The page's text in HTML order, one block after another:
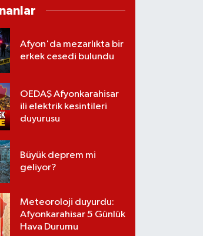
Afyon'da mezarlıkta bir
erkek cesedi bulundu
OEDAŞ Afyonkarahisar
ili elektrik kesintileri
duyurusu
Büyük deprem mi
geliyor?
Meteoroloji duyurdu:
Afyonkarahisar 5 Günlük
Hava Durumu